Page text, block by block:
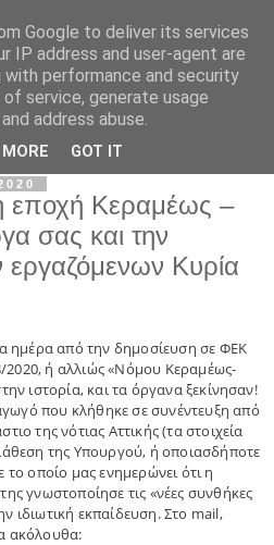
Ιδιωτικών
Βόρειας Ελλάδας
εποχή Κεραμέως –
σας και την
Κυρία
ημέρα από την δημοσίευση σε ΦΕΚ
ή αλλιώς «Νόμου Κεραμέως-
ιστορία, και τα όργανα ξεκίνησαν!
που κλήθηκε σε συνέντευξη από
της νότιας Αττικής (τα στοιχεία
της Υπουργού, ή οποιασδήποτε
οποίο μας ενημερώνει ότι η
γνωστοποίησε τις «νέες συνθήκες
ιδιωτική εκπαίδευση. Στο mail,
ακόλουθα:
Google to deliver its services
IP address and user-agent are
with performance and security
service, generate usage
address abuse.
GOT IT